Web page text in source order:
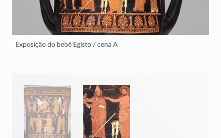
Exposição do bebê Egisto / cena A